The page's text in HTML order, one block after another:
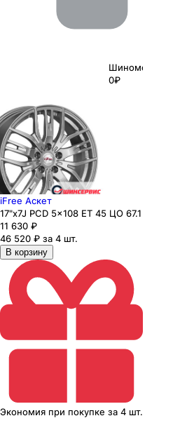
Шиномонтаж
0₽
iFree Аскет
17"x7J PCD 5x108 ЕТ 45 ЦО 67.1
11 630 ₽
46 520 ₽ за 4 шт.
В корзину
Экономия при покупке за 4 шт.